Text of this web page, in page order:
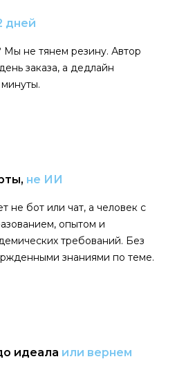
дней
Мы не тянем резину. Автор
заказа, а дедлайн
не ИИ
не бот или чат, а человек с
опытом и
требований. Без
знаниями по теме.
идеала или вернем